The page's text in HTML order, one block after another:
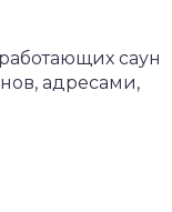
саун
адресами,